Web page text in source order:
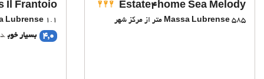
Estate4home Sea Melody
Massa Lubrense 585 متر از مرکز شهر
Il Frantoio
Lubrense 1.1 کیلومتر از مرکز شهر
4,0 بسیار خوب